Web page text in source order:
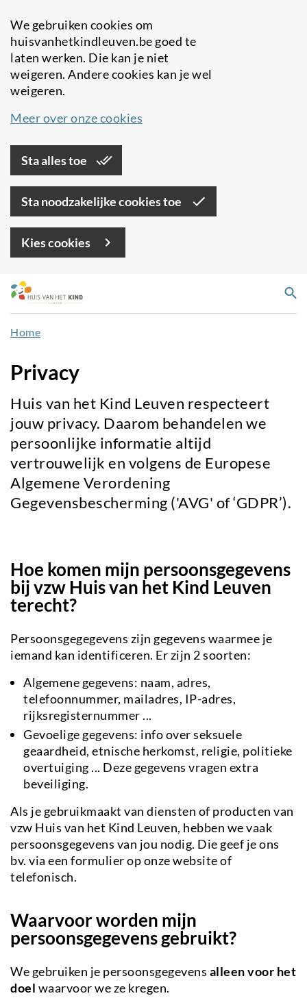
We gebruiken cookies om
huisvanhetkindleuven.be goed te
laten werken. Die kan je niet
weigeren. Andere cookies kan je wel
weigeren.
Meer over onze cookies
Sta alles toe
Sta noodzakelijke cookies toe
Kies cookies
Overslaan
en
naar
de
gaan
Home
Privacy
Huis van het Kind Leuven respecteert
jouw privacy. Daarom behandelen we
persoonlijke informatie altijd
vertrouwelijk en volgens de Europese
Algemene Verordening
Gegevensbescherming ('AVG' of ‘GDPR’).
Hoe komen mijn persoonsgegevens
bij vzw Huis van het Kind Leuven
terecht?
Persoonsgegegevens zijn gegevens waarmee je
iemand kan identificeren. Er zijn 2 soorten:
Algemene gegevens: naam, adres,
telefoonnummer, mailadres, IP-adres,
rijksregisternummer ...
Gevoelige gegevens: info over seksuele
geaardheid, etnische herkomst, religie, politieke
overtuiging ... Deze gegevens vragen extra
beveiliging.
Als je gebruikmaakt van diensten of producten van
vzw Huis van het Kind Leuven, hebben we vaak
persoonsgegevens van jou nodig. Die geef je ons
bv. via een formulier op onze website of
telefonisch.
Waarvoor worden mijn
persoonsgegevens gebruikt?
We gebruiken je persoonsgegevens alleen voor het
doel waarvoor we ze kregen.